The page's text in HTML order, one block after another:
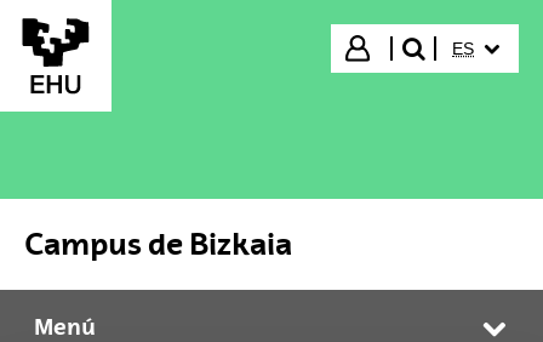
Saltar al contenido principal
Iniciar sesión
buscar"
ES
Campus de Bizkaia
Campus de Bizkaia
Menú